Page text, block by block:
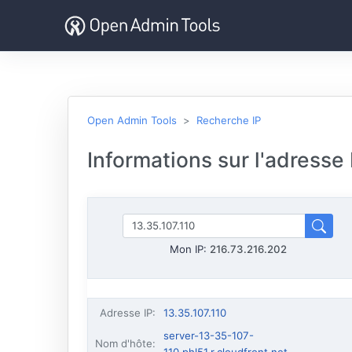
Open Admin Tools Recherche IP
Informations sur l'adresse
Mon IP: 216.73.216.202
Adresse IP: 13.35.107.110
Nom d'hôte:
server-13-35-107-